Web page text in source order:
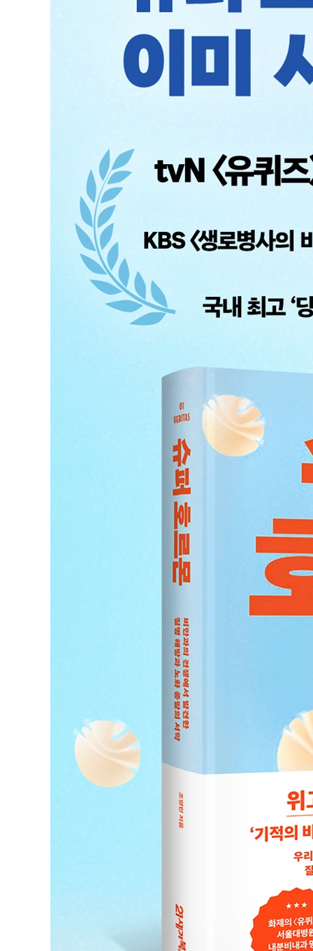
시크릿 소스 1: 혈당 스파이크를 막아라
시크릿 소스 2: 배고픔 신호를 속여라
시크릿 소스 3: 느린 소화로 포만감을 만들어라
GIP와 GLP-1으로 만드는 호르몬 밸런싱
당뇨병, 인슐린을 넘어 인크레틴으로
체중 감량부터 신진대사 개선까지, 패러다임이 바뀐다
고지혈증, GLP-1 제제의 새로운 가능성
심혈관 질환, 호르몬으로 죽음의 전령을 막다
콩팥병, 슈퍼 호르몬으로 치료하기
지방간, 식이와 운동요법의 한계를 극복하다
6장 끝없는 가능성의 세계, 슈퍼 호르몬이 이끄는 두뇌
치매, 두뇌 노화의 실마리를 푸는 GLP-1
7장 호르몬의 위대한 여정, 노화까지 늦추는 만병통치약
GLP-1 수용체 작용제 개발이 빨라지다
약효를 극대화하는 최적의 투약법을 찾아서
인슐린 vs GLP-1, 무엇이 살아남을 것인가
GLP-1은 정말 기적을 만들 수 있을까
호르몬 혁명의 역사가 곧 질병 해방의 역사다
인류와 생명현상의 운명을 뒤흔들 제약 혁신
슈퍼 호르몬으로 이루는 저속 노화
8장 위장관 수술을 둘러싼 오해와 진실
의학의 도전, 장을 재단하다
수술이 호르몬에 미치는 영향
효과는 높이고, 재발율은 낮추고
비만 수술이 우리에게 남긴 숙제
수술과 약물, 치료에 정해진 답은 없다
슈퍼 호르몬을 깨우는 똑똑한 식사법
운동으로 장에 활력을 불어넣어라